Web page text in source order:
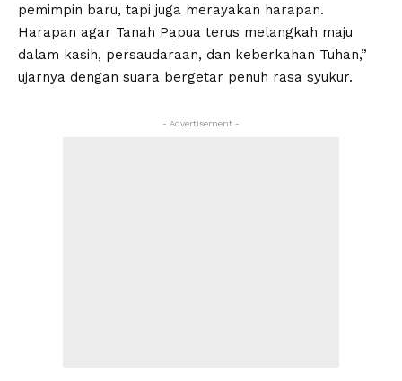
pemimpin baru, tapi juga merayakan harapan.
Harapan agar Tanah Papua terus melangkah maju
dalam kasih, persaudaraan, dan keberkahan Tuhan,”
ujarnya dengan suara bergetar penuh rasa syukur.
- Advertisement -